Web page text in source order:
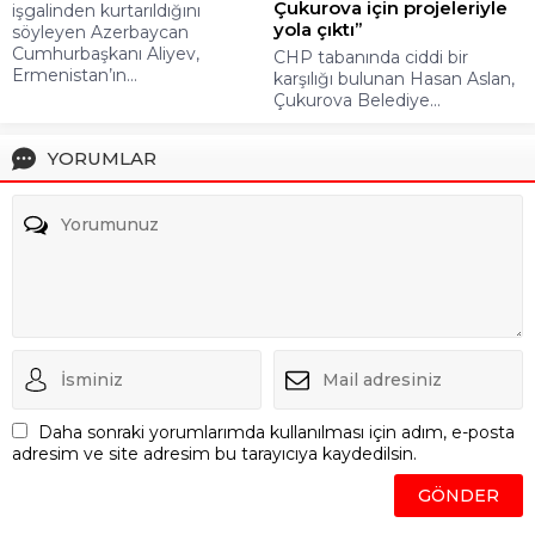
işgalinden kurtarıldığını
söyleyen Azerbaycan
Cumhurbaşkanı Aliyev,
Ermenistan’ın...
Çukurova için projeleriyle
yola çıktı”
CHP tabanında ciddi bir
karşılığı bulunan Hasan Aslan,
Çukurova Belediye...
YORUMLAR
Daha sonraki yorumlarımda kullanılması için adım, e-posta
adresim ve site adresim bu tarayıcıya kaydedilsin.